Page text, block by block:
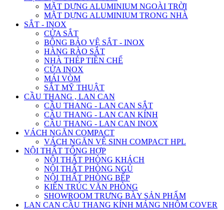
MẶT DỰNG ALUMINIUM NGOÀI TRỜI
MẶT DỰNG ALUMINIUM TRONG NHÀ
SẮT - INOX
CỬA SẮT
BÔNG BẢO VỆ SẮT - INOX
HÀNG RÀO SẮT
NHÀ THÉP TIỀN CHẾ
CỬA INOX
MÁI VÒM
SẮT MỸ THUẬT
CẦU THANG , LAN CAN
CẦU THANG - LAN CAN SẮT
CẦU THANG - LAN CAN KÍNH
CẦU THANG - LAN CAN INOX
VÁCH NGĂN COMPACT
VÁCH NGĂN VỆ SINH COMPACT HPL
NỘI THẤT TỔNG HỢP
NỘI THẤT PHÒNG KHÁCH
NỘI THẤT PHÒNG NGỦ
NỘI THẤT PHÒNG BẾP
KIẾN TRÚC VĂN PHÒNG
SHOWROOM TRƯNG BÀY SẢN PHẨM
LAN CAN CẦU THANG KÍNH MÁNG NHÔM COVER